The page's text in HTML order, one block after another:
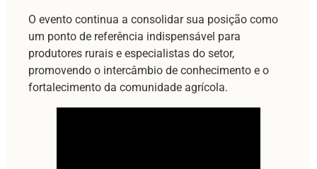
O evento continua a consolidar sua posição como
um ponto de referência indispensável para
produtores rurais e especialistas do setor,
promovendo o intercâmbio de conhecimento e o
fortalecimento da comunidade agrícola.